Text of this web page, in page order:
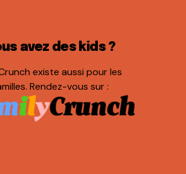
avez des kids ?
existe aussi pour les
Rendez-vous sur :